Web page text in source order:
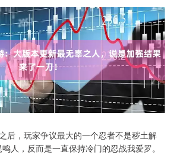
后，玩家争议最大的一个忍者不是秽土解
人，反而是一直保持冷门的忍战我爱罗。